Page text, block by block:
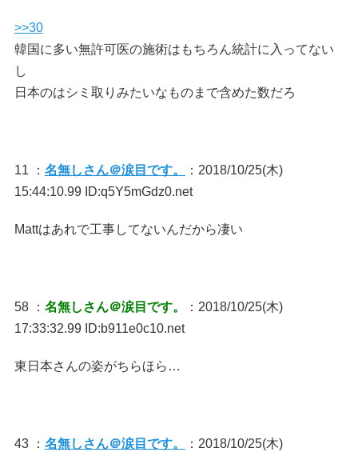
>>30
韓国に多い無許可医の施術はもちろん統計に入ってない
し
日本のはシミ取りみたいなものまで含めた数だろ
11 ： 名無しさん＠涙目です。
：2018/10/25(木)
15:44:10.99 ID:q5Y5mGdz0.net
Mattはあれで工事してないんだから凄い
58 ： 名無しさん＠涙目です。
：2018/10/25(木)
17:33:32.99 ID:b911e0c10.net
東日本さんの姿がちらほら…
43 ： 名無しさん＠涙目です。
：2018/10/25(木)